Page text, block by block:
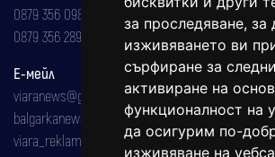
за проследяване, за
изживяването ви
сърфиране за
активиране на
функционалност на
да осигурим по-
изживяване на
0879 356 098
0879 356 289
Е-мейл
viaranews@gmail.com
balgarkanews@gmail.com
viara_reklama@mail.bg